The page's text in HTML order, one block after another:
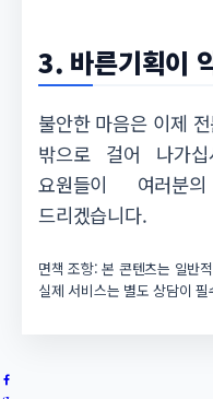
3. 바른기획이
불안한 마음은 이제
밖으로 걸어 나가
요원들이 여러분
드리겠습니다.
면책 조항: 본 콘텐츠는 일반
실제 서비스는 별도 상담이 필